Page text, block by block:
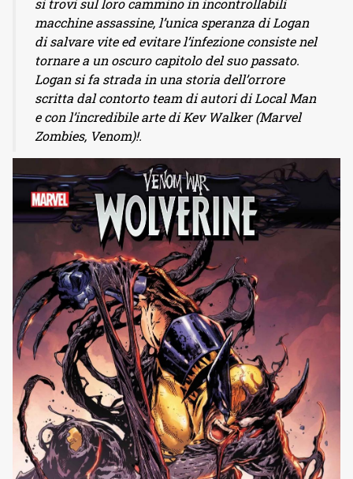
macchine assassine, l’unica speranza di Logan
di salvare vite ed evitare l’infezione consiste nel
tornare a un oscuro capitolo del suo passato.
Logan si fa strada in una storia dell’orrore
scritta dal contorto team di autori di Local Man
e con l’incredibile arte di Kev Walker (Marvel
Zombies, Venom)!.